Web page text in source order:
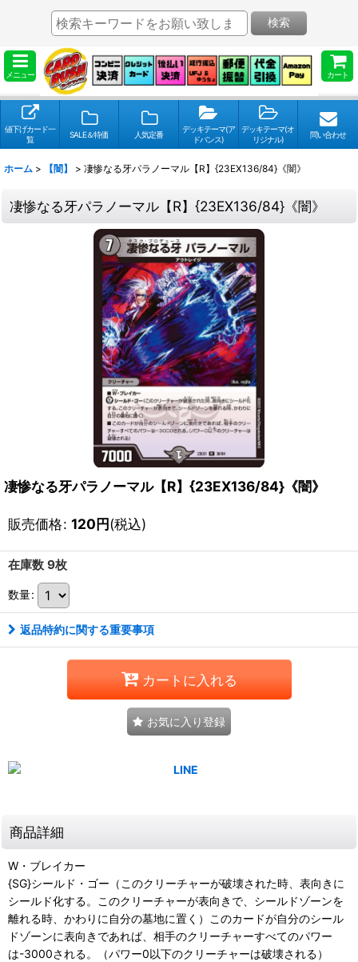
メニュー カート
検索
値下げカード一
覧
SALE＆特価 人気定番
デッキテーマ(ア
ドバンス)
デッキテーマ(オ
リジナル)
問い合わせ
ホーム > 【闇】 > 凄惨なる牙パラノーマル【R】{23EX136/84}《闇》
凄惨なる牙パラノーマル【R】{23EX136/84}《闇》
凄惨なる牙パラノーマル【R】{23EX136/84}《闇》
販売価格: 120円(税込)
在庫数 9枚
数量:
返品特約に関する重要事項
カートに入れる
お気に入り登録
商品詳細
W・ブレイカー
{SG}シールド・ゴー（このクリーチャーが破壊された時、表向きに
シールド化する。このクリーチャーが表向きで、シールドゾーンを
離れる時、かわりに自分の墓地に置く）このカードが自分のシール
ドゾーンに表向きであれば、相手のクリーチャーすべてのパワー
は-3000される。（パワー0以下のクリーチャーは破壊される）